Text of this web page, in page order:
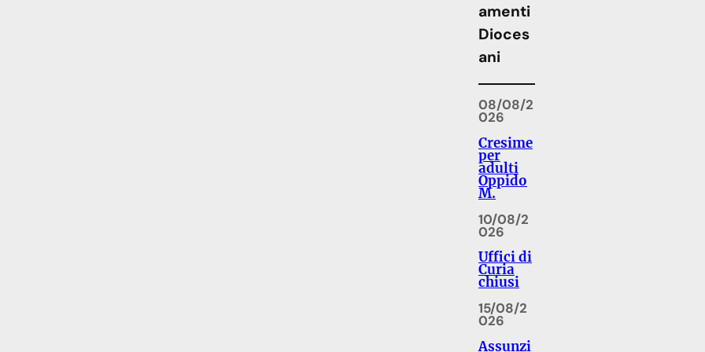
amenti
Dioces
ani
08/08/2
026
Cresime
per
adulti
Oppido
M.
10/08/2
026
Uffici di
Curia
chiusi
15/08/2
026
Assunzi